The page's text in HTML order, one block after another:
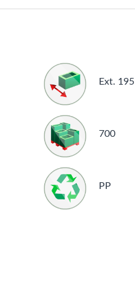
Ext. 195
700
PP